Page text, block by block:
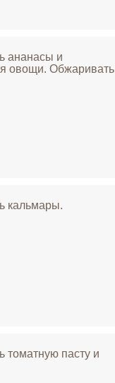
ананасы и
овощи. Обжаривать
кальмары.
томатную пасту и